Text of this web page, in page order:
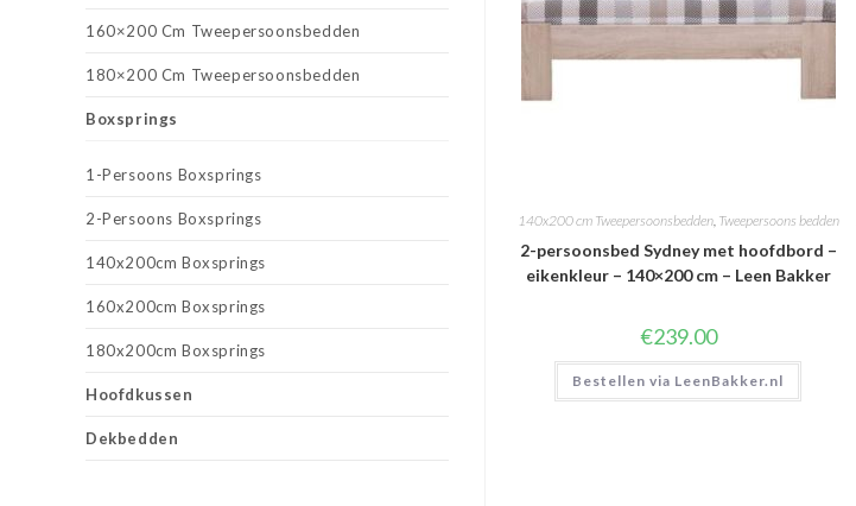
140x200 cm Tweepersoonsbedden, Tweepersoons bedden
2-persoonsbed Sydney met hoofdbord –
eikenkleur – 140×200 cm – Leen Bakker
€239.00
Bestellen via LeenBakker.nl
160×200 Cm Tweepersoonsbedden
180×200 Cm Tweepersoonsbedden
Boxsprings
1-Persoons Boxsprings
2-Persoons Boxsprings
140x200cm Boxsprings
160x200cm Boxsprings
180x200cm Boxsprings
Hoofdkussen
Dekbedden